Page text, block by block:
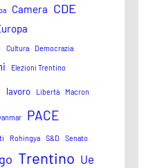
Camera CDE
Cultura Democrazia
Elezioni Trentino
lavoro Libertà Macron
PACE
Rohingya S&D Senato
Trentino Ue